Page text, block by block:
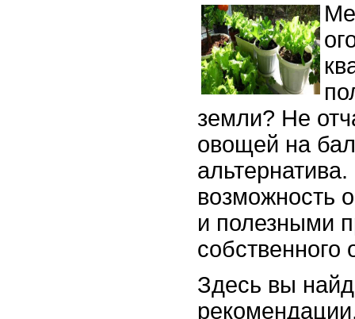
земли? Не
овощей на
возможность
и полезными
собственного
Здесь вы